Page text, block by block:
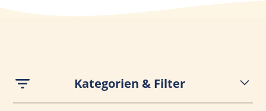
Kategorien & Filter